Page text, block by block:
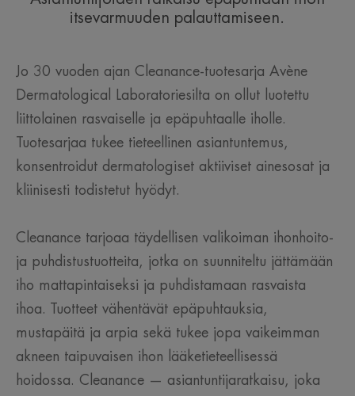
itsevarmuuden palauttamiseen.
Jo 30 vuoden ajan Cleanance-tuotesarja Avène
Dermatological Laboratoriesilta on ollut luotettu
liittolainen rasvaiselle ja epäpuhtaalle iholle.
Tuotesarjaa tukee tieteellinen asiantuntemus,
konsentroidut dermatologiset aktiiviset ainesosat ja
kliinisesti todistetut hyödyt.
Cleanance tarjoaa täydellisen valikoiman ihonhoito-
ja puhdistustuotteita, jotka on suunniteltu jättämään
iho mattapintaiseksi ja puhdistamaan rasvaista
ihoa. Tuotteet vähentävät epäpuhtauksia,
mustapäitä ja arpia sekä tukee jopa vaikeimman
akneen taipuvaisen ihon lääketieteellisessä
hoidossa. Cleanance — asiantuntijaratkaisu, joka